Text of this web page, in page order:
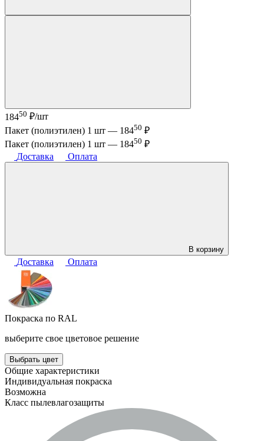
18450 ₽/шт
Пакет (полиэтилен) 1 шт — 18450 ₽
Пакет (полиэтилен) 1 шт — 18450 ₽
Доставка
Оплата
В корзину
Доставка Оплата
Покраска по RAL
выберите свое цветовое решение
Выбрать цвет
Общие характеристики
Индивидуальная покраска
Возможна
Класс пылевлагозащиты